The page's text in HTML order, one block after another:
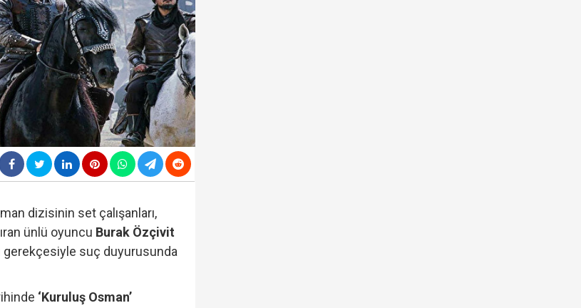
neler yer alacak? Bazı suçlar ve Öcalan kapsam dışında…
Özel ve Veli Ağbaba'nın 'dokunulmazlığının' kaldırılmasını istedi!
tutuklandı...
sert çıkış! 'HTS kaydım varsa idam edilmeye razıyım'
dizisinin set çalışanları,
ünlü oyuncu Burak Özçivit
gerekçesiyle suç duyurusunda
‘Kuruluş Osman’